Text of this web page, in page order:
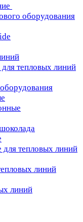
оборудования
тепловых линий
тепловых линий
линий
линий